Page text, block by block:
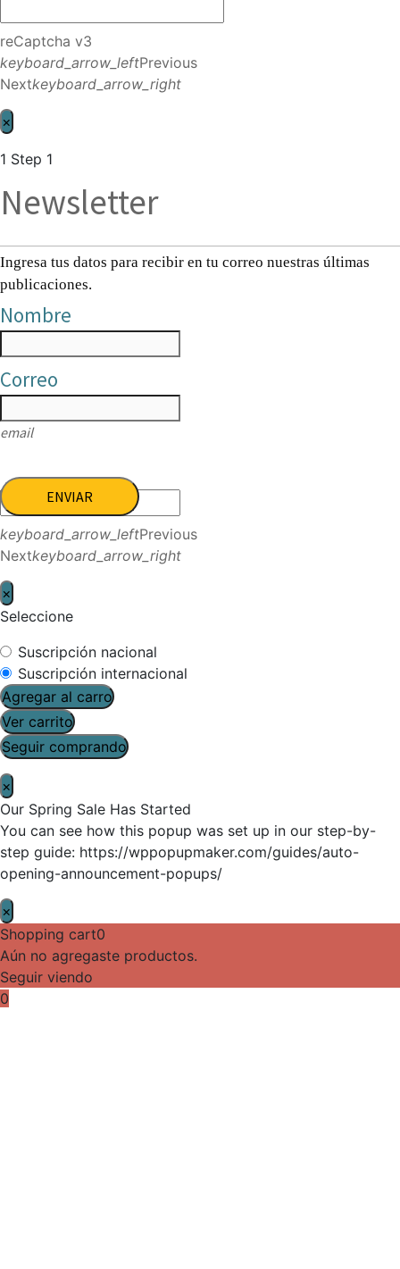
reCaptcha v3
keyboard_arrow_leftPrevious
Nextkeyboard_arrow_right
×
1 Step 1
Newsletter
Ingresa tus datos para recibir en tu correo nuestras últimas
publicaciones.
Nombre
Correo
email
ENVIAR
keyboard_arrow_leftPrevious
Nextkeyboard_arrow_right
×
Seleccione
Suscripción nacional
Suscripción internacional
Agregar al carro
Ver carrito
Seguir comprando
×
Our Spring Sale Has Started
You can see how this popup was set up in our step-by-
step guide: https://wppopupmaker.com/guides/auto-
opening-announcement-popups/
×
Shopping cart0
Aún no agregaste productos.
Seguir viendo
0